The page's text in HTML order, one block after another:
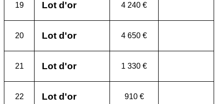
19 Lot d'or 4 240 €
20 Lot d'or 4 650 €
21 Lot d'or 1 330 €
22 Lot d'or 910 €